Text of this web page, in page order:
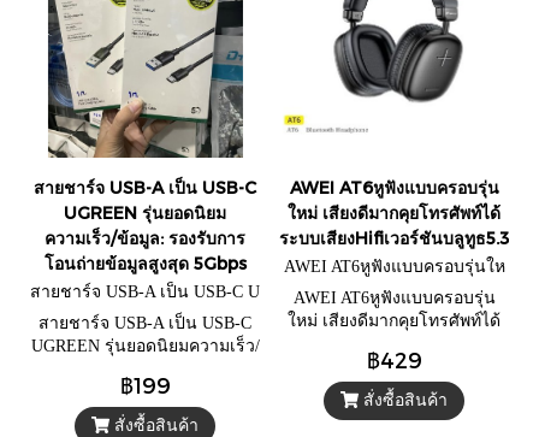
สายชาร์จ USB-A เป็น USB-C
UGREEN รุ่นยอดนิยม
ความเร็ว/ข้อมูล: รองรับการ
โอนถ่ายข้อมูลสูงสุด 5Gbps
สายชาร์จ USB-A เป็น USB-C U
GREEN
สายชาร์จ USB-A เป็น USB-C
UGREEN รุ่นยอดนิยมความเร็ว/
ข้อมูลสูงสุด 5Gbps
฿199
สั่งซื้อสินค้า
AWEI AT6​หูฟังแบบครอบรุ่น
ใหม่​ เสียงดีมาก​คุยโทรศัพท์​ได้​
ระบบเสียงHifiเวอร์ชัน​บลูทูธ​5.3
AWEI AT6​หูฟังแบบครอบรุ่นให
ม่​
AWEI AT6​หูฟังแบบครอบรุ่น
ใหม่​ เสียงดีมาก​คุยโทรศัพท์​ได้​
฿429
สั่งซื้อสินค้า